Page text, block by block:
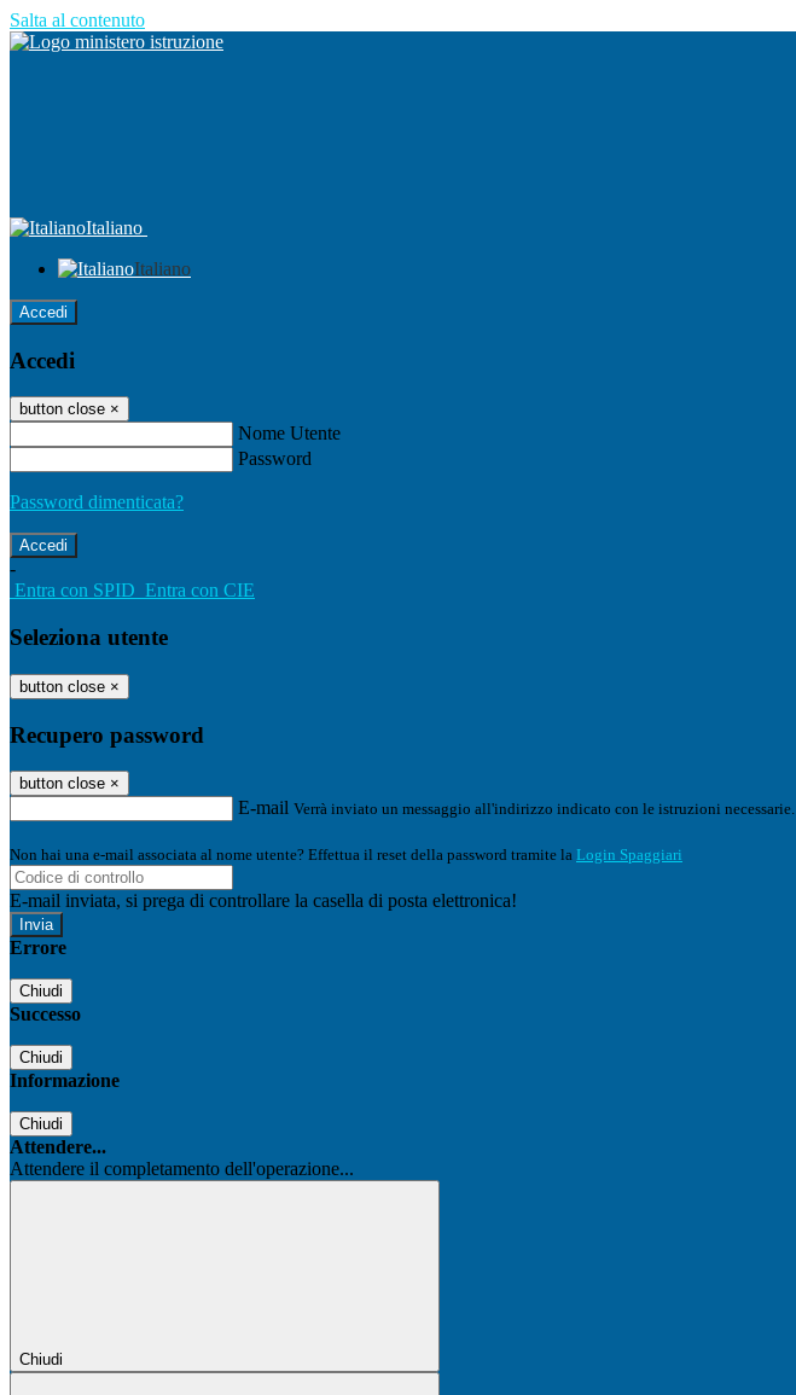
Salta al contenuto
Italiano
Italiano
Accedi
Accedi
button close ×
Nome Utente
Password
Password dimenticata?
-
Entra con SPID Entra con CIE
Seleziona utente
button close ×
Recupero password
button close ×
E-mail Verrà inviato un messaggio all'indirizzo indicato con le istruzioni necessarie.
Non hai una e-mail associata al nome utente? Effettua il reset della password tramite la Login Spaggiari
E-mail inviata, si prega di controllare la casella di posta elettronica!
Errore
Chiudi
Successo
Chiudi
Informazione
Chiudi
Attendere...
Attendere il completamento dell'operazione...
Chiudi